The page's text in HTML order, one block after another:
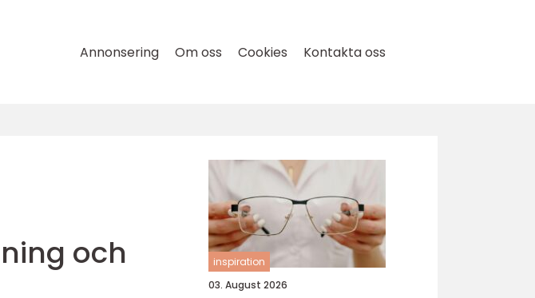
Annonsering Om oss Cookies Kontakta oss
och
inspiration
03. August 2026